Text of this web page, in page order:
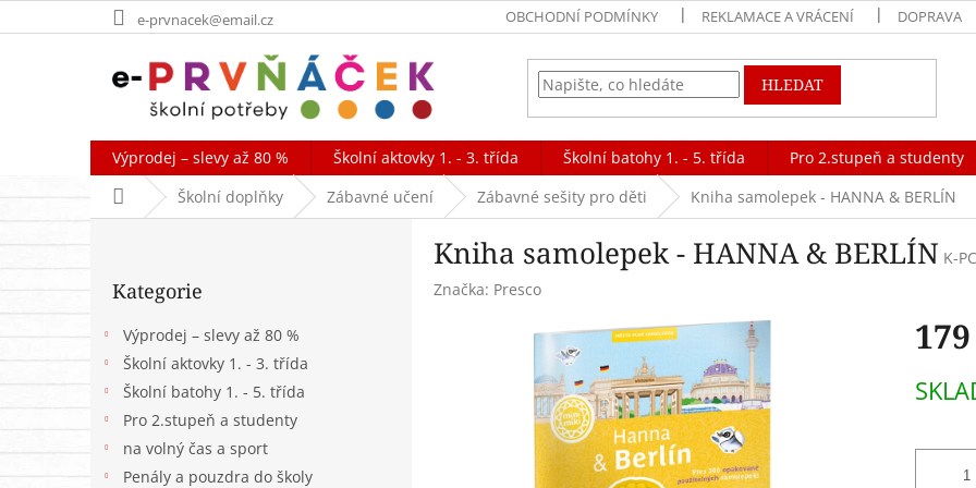
na
e-prvnacek@email.cz OBCHODNÍ PODMÍNKY REKLAMACE A VRÁCENÍ DOPRAVA
HLEDAT
Výprodej – slevy až 80 % Školní aktovky 1. - 3. třída Školní batohy 1. - 5. třída Pro 2.stupeň a studenty
Domů Školní doplňky Zábavné učení Zábavné sešity pro děti Kniha samolepek - HANNA & BERLÍN
P
kategorie
Kategorie
Výprodej – slevy až 80 %
Školní aktovky 1. - 3. třída
Školní batohy 1. - 5. třída
Pro 2.stupeň a studenty
na volný čas a sport
Penály a pouzdra do školy
Kniha samolepek - HANNA & BERLÍN K-
Značka: Presco
cena: